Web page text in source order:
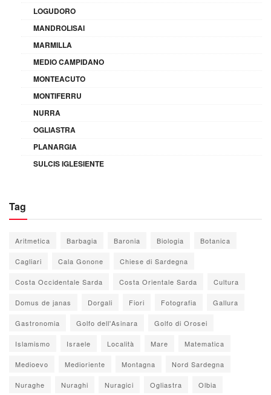
LOGUDORO
MANDROLISAI
MARMILLA
MEDIO CAMPIDANO
MONTEACUTO
MONTIFERRU
NURRA
OGLIASTRA
PLANARGIA
SULCIS IGLESIENTE
Tag
Aritmetica Barbagia Baronia Biologia Botanica
Cagliari Cala Gonone Chiese di Sardegna
Costa Occidentale Sarda Costa Orientale Sarda Cultura
Domus de janas Dorgali Fiori Fotografia Gallura
Gastronomia Golfo dell'Asinara Golfo di Orosei
Islamismo Israele Località Mare Matematica
Medioevo Medioriente Montagna Nord Sardegna
Nuraghe Nuraghi Nuragici Ogliastra Olbia